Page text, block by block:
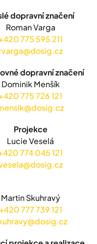
dopravní značení
Roman Varga
775 595 211
dopravní značení
Dominik Menšík
775 726 121
Projekce
Lucie Veselá
774 045 121
Martin Skuhravý
+420 777 739 121